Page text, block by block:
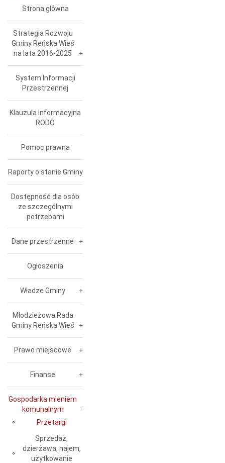
Strona główna
Strategia Rozwoju
Gminy Reńska Wieś
na lata 2016-2025
System Informacji
Przestrzennej
Klauzula Informacyjna
RODO
Pomoc prawna
Raporty o stanie Gminy
Dostępność dla osób
ze szczególnymi
potrzebami
Dane przestrzenne
Ogłoszenia
Władze Gminy
Młodzieżowa Rada
Gminy Reńska Wieś
Prawo miejscowe
Finanse
Gospodarka mieniem
komunalnym
Przetargi
Sprzedaż,
dzierżawa, najem,
użytkowanie